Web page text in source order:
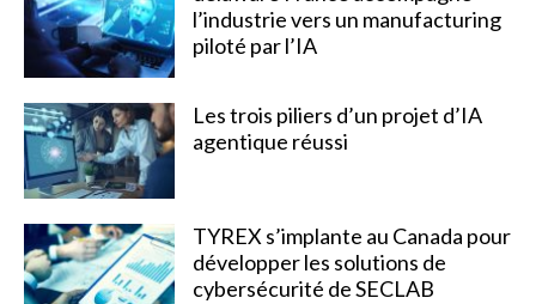
l’industrie vers un manufacturing
piloté par l’IA
Les trois piliers d’un projet d’IA
agentique réussi
TYREX s’implante au Canada pour
développer les solutions de
cybersécurité de SECLAB